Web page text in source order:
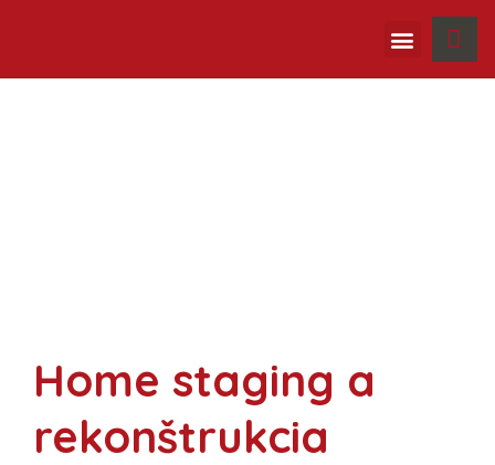
Home staging a
rekonštrukcia